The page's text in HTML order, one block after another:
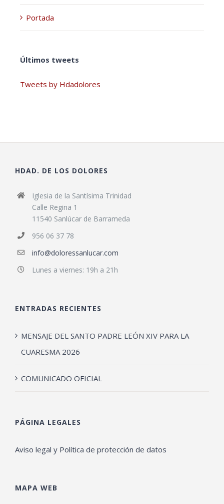
Portada
Últimos tweets
Tweets by Hdadolores
HDAD. DE LOS DOLORES
Iglesia de la Santísima Trinidad
Calle Regina 1
11540 Sanlúcar de Barrameda
956 06 37 78
info@doloressanlucar.com
Lunes a viernes: 19h a 21h
ENTRADAS RECIENTES
MENSAJE DEL SANTO PADRE LEÓN XIV PARA LA
CUARESMA 2026
COMUNICADO OFICIAL
PÁGINA LEGALES
Aviso legal y Política de protección de datos
MAPA WEB